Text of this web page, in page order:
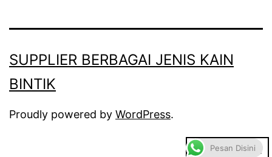
SUPPLIER BERBAGAI JENIS KAIN
BINTIK
Proudly powered by WordPress.
Dark Mode:
Pesan Disini